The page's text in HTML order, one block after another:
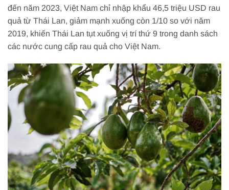
đến năm 2023, Việt Nam chỉ nhập khẩu 46,5 triệu USD rau
quả từ Thái Lan, giảm mạnh xuống còn 1/10 so với năm
2019, khiến Thái Lan tụt xuống vị trí thứ 9 trong danh sách
các nước cung cấp rau quả cho Việt Nam.